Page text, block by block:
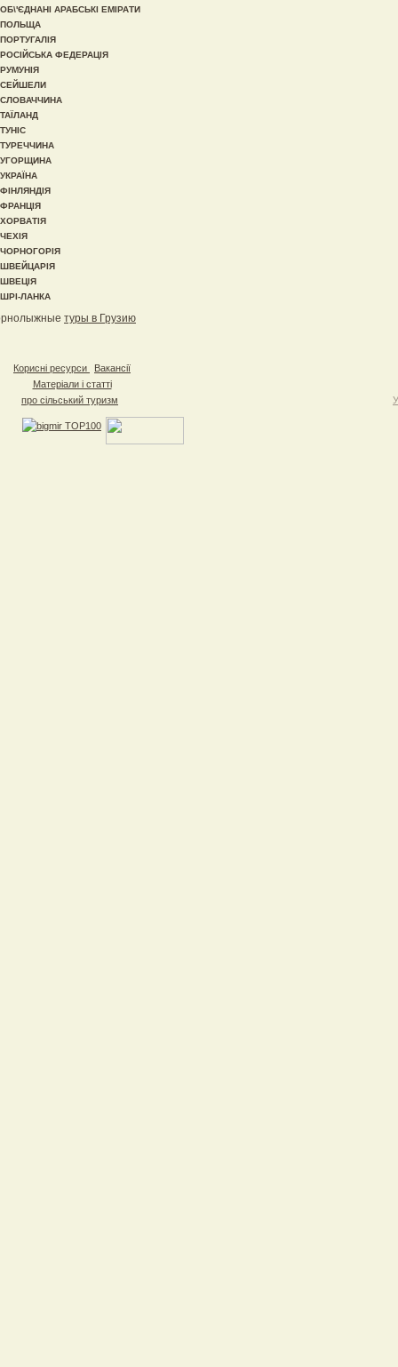
ОБ\'ЄДНАНІ АРАБСЬКІ ЕМІРАТИ
ПОЛЬЩА
ПОРТУГАЛІЯ
РОСІЙСЬКА ФЕДЕРАЦІЯ
РУМУНІЯ
СЕЙШЕЛИ
СЛОВАЧЧИНА
ТАЇЛАНД
ТУНІС
ТУРЕЧЧИНА
УГОРЩИНА
УКРАЇНА
ФІНЛЯНДІЯ
ФРАНЦІЯ
ХОРВАТІЯ
ЧЕХІЯ
ЧОРНОГОРІЯ
ШВЕЙЦАРІЯ
ШВЕЦІЯ
ШРІ-ЛАНКА
туры в Грузию
Корисні ресурси
Вакансії
Матеріали і статті
про сільський туризм